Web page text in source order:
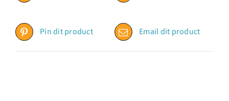
Pin dit product Email dit product